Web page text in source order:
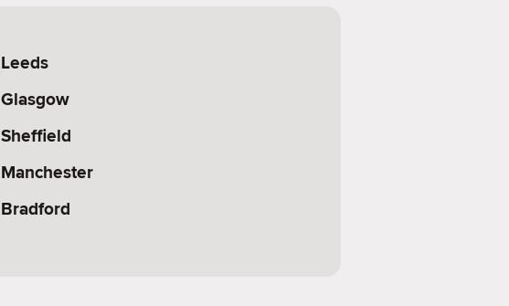
Leeds
Glasgow
Sheffield
Manchester
Bradford